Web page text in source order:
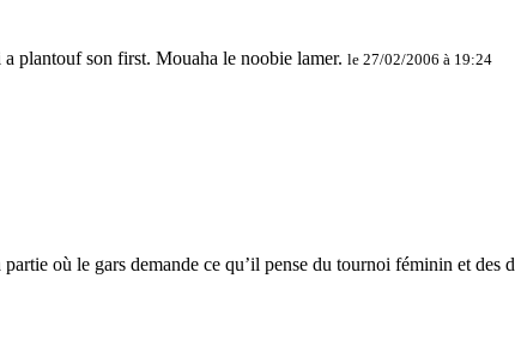
le 27/02/2006 à 19:24
où le gars demande ce qu’il pense du tournoi féminin et des